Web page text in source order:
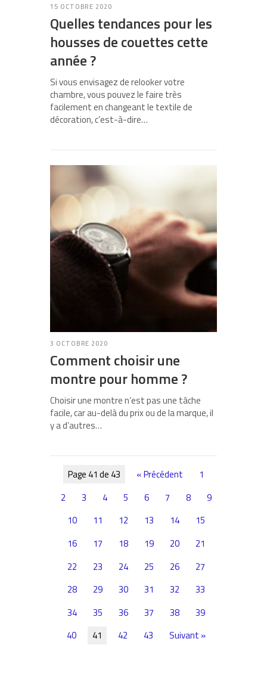
15 OCTOBRE 2020
Quelles tendances pour les
housses de couettes cette
année ?
Si vous envisagez de relooker votre
chambre, vous pouvez le faire très
facilement en changeant le textile de
décoration, c’est-à-dire…
3 OCTOBRE 2020
Comment choisir une
montre pour homme ?
Choisir une montre n’est pas une tâche
facile, car au-delà du prix ou de la marque, il
y a d’autres…
Page 41 de 43 « Précédent
1
2
3 4 5 6 7 8
9
10
11 12 13 14
15
16
17 18 19 20
21
22
23 24 25 26
27
28
29 30 31 32
33
34
35 36 37 38
39
40
41 42 43 Suivant »